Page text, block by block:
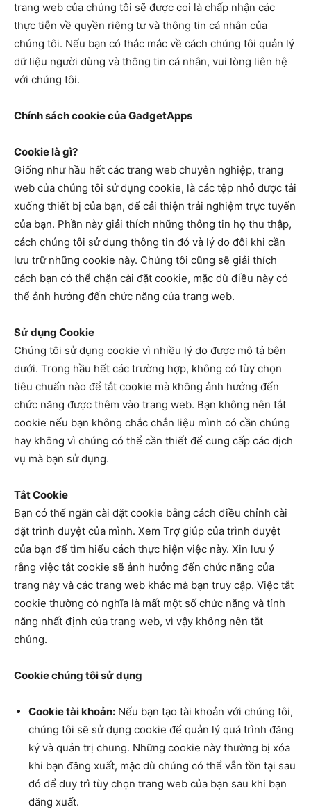
trang web của chúng tôi sẽ được coi là chấp nhận các
thực tiễn về quyền riêng tư và thông tin cá nhân của
chúng tôi. Nếu bạn có thắc mắc về cách chúng tôi quản lý
dữ liệu người dùng và thông tin cá nhân, vui lòng liên hệ
với chúng tôi.
Chính sách cookie của GadgetApps
Cookie là gì?
Giống như hầu hết các trang web chuyên nghiệp, trang
web của chúng tôi sử dụng cookie, là các tệp nhỏ được tải
xuống thiết bị của bạn, để cải thiện trải nghiệm trực tuyến
của bạn. Phần này giải thích những thông tin họ thu thập,
cách chúng tôi sử dụng thông tin đó và lý do đôi khi cần
lưu trữ những cookie này. Chúng tôi cũng sẽ giải thích
cách bạn có thể chặn cài đặt cookie, mặc dù điều này có
thể ảnh hưởng đến chức năng của trang web.
Sử dụng Cookie
Chúng tôi sử dụng cookie vì nhiều lý do được mô tả bên
dưới. Trong hầu hết các trường hợp, không có tùy chọn
tiêu chuẩn nào để tắt cookie mà không ảnh hưởng đến
chức năng được thêm vào trang web. Bạn không nên tắt
cookie nếu bạn không chắc chắn liệu mình có cần chúng
hay không vì chúng có thể cần thiết để cung cấp các dịch
vụ mà bạn sử dụng.
Tắt Cookie
Bạn có thể ngăn cài đặt cookie bằng cách điều chỉnh cài
đặt trình duyệt của mình. Xem Trợ giúp của trình duyệt
của bạn để tìm hiểu cách thực hiện việc này. Xin lưu ý
rằng việc tắt cookie sẽ ảnh hưởng đến chức năng của
trang này và các trang web khác mà bạn truy cập. Việc tắt
cookie thường có nghĩa là mất một số chức năng và tính
năng nhất định của trang web, vì vậy không nên tắt
chúng.
Cookie chúng tôi sử dụng
Cookie tài khoản: Nếu bạn tạo tài khoản với chúng tôi,
chúng tôi sẽ sử dụng cookie để quản lý quá trình đăng
ký và quản trị chung. Những cookie này thường bị xóa
khi bạn đăng xuất, mặc dù chúng có thể vẫn tồn tại sau
đó để duy trì tùy chọn trang web của bạn sau khi bạn
đăng xuất.